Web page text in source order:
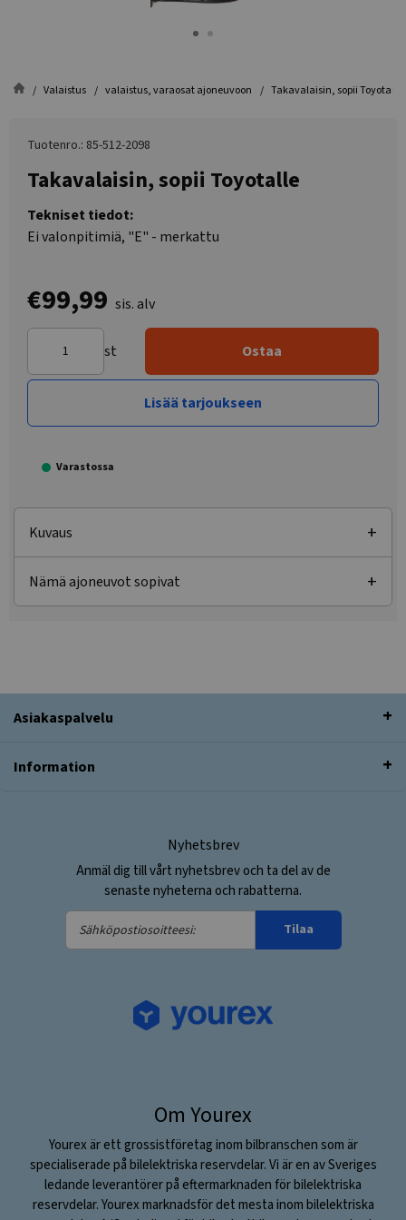
Valaistus valaistus, varaosat ajoneuvoon Takavalaisin, sopii Toyotalle
Tuotenro.: 85-512-2098
Takavalaisin, sopii Toyotalle
Tekniset tiedot:
Ei valonpitimiä, "E" - merkattu
€99,99 sis. alv
st Ostaa
Lisää tarjoukseen
Varastossa
Kuvaus
Nämä ajoneuvot sopivat
Asiakaspalvelu
Information
Nyhetsbrev
Anmäl dig till vårt nyhetsbrev och ta del av de
senaste nyheterna och rabatterna.
Sähköpostiosoitteesi:
Tilaa
Om Yourex
Yourex är ett grossistföretag inom bilbranschen som är
specialiserade på bilelektriska reservdelar. Vi är en av Sveriges
ledande leverantörer på eftermarknaden för bilelektriska
reservdelar. Yourex marknadsför det mesta inom bilelektriska